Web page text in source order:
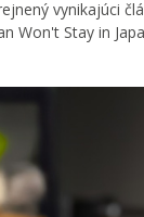
vynikajúci
Won't Stay in